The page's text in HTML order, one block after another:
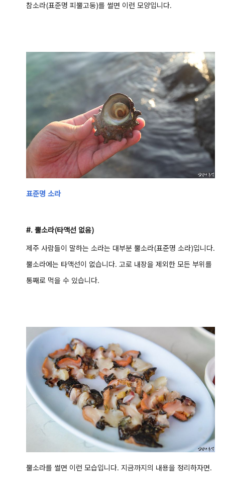
참소라(표준명 피뿔고둥)를 썰면 이런 모양입니다.
표준명 소라
#. 뿔소라(타액선 없음)
제주 사람들이 말하는 소라는 대부분 뿔소라(표준명 소라)입니다.
뿔소라에는 타액선이 없습니다. 고로 내장을 제외한 모든 부위를
통째로 먹을 수 있습니다.
뿔소라를 썰면 이런 모습입니다. 지금까지의 내용을 정리하자면.